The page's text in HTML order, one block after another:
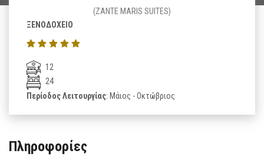
(ZANTE MARIS SUITES)
ΞΕΝΟΔΟΧΕΙΟ
12
24
Περίοδος Λειτουργίας: Μάιος - Οκτώβριος
Πληροφορίες